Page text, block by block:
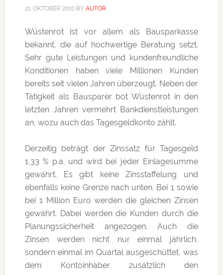
21. OKTOBER 2010BY AUTOR
Wüstenrot ist vor allem als Bausparkasse
bekannt, die auf hochwertige Beratung setzt.
Sehr gute Leistungen und kundenfreundliche
Konditionen haben viele Millionen Kunden
bereits seit vielen Jahren überzeugt. Neben der
Tätigkeit als Bausparer bot Wüstenrot in den
letzten Jahren vermehrt Bankdienstleistungen
an, wozu auch das Tagesgeldkonto zählt.
Derzeitig beträgt der Zinssatz für Tagesgeld
1,33 % p.a. und wird bei jeder Einlagesumme
gewährt. Es gibt keine Zinsstaffelung und
ebenfalls keine Grenze nach unten. Bei 1 sowie
bei 1 Million Euro werden die gleichen Zinsen
gewährt. Dabei werden die Kunden durch die
Planungssicherheit angezogen. Auch die
Zinsen werden nicht nur einmal jährlich,
sondern einmal im Quartal ausgeschüttet, was
dem Kontoinhaber zusätzlich den